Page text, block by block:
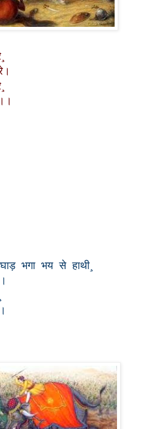
भगा भय से हाथी¸